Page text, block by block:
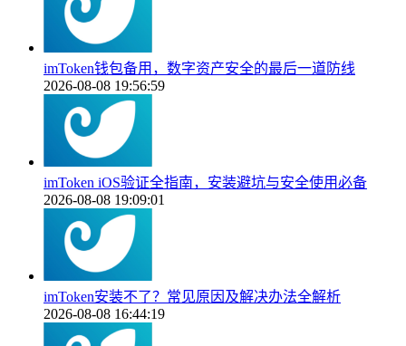
imToken钱包备用，数字资产安全的最后一道防线
2026-08-08 19:56:59
imToken iOS验证全指南，安装避坑与安全使用必备
2026-08-08 19:09:01
imToken安装不了？常见原因及解决办法全解析
2026-08-08 16:44:19